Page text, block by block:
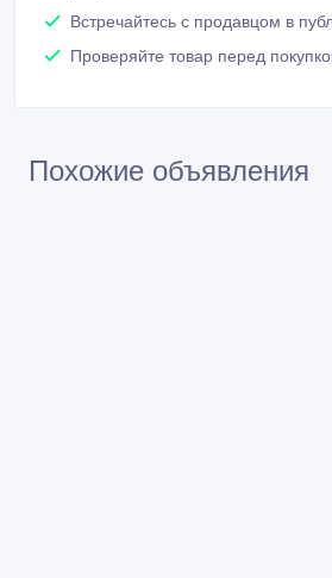
Встречайтесь с продавцом в
Проверяйте товар перед
Похожие объявления